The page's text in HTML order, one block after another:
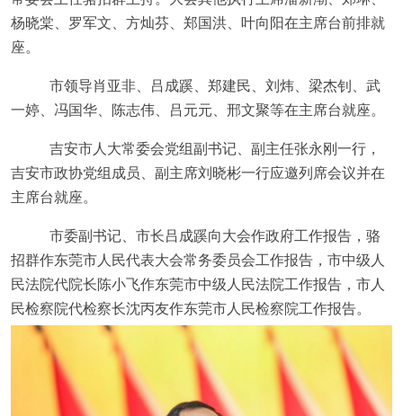
杨晓棠、罗军文、方灿芬、郑国洪、叶向阳在主席台前排就
座。
市领导肖 亚非、吕成蹊、郑建民、刘炜、梁杰钊、武
一婷、冯国华、陈志伟、吕元元、邢文聚等在主席台就座。
吉安市人大常委会党组副书记、副主任张永刚一行，
吉安市政协党组成员、副主席刘晓彬一行应邀列席会议并在
主席台就座。
市委副书记、市长吕成蹊向大会作政府工作报告，骆
招群作东莞市人民代表大会常务委员会工作报告，市中级人
民法院代院长陈小飞作东莞市中级人民法院工作报告，市人
民检察院代检察长沈丙友作东莞市人民检察院工作报告。